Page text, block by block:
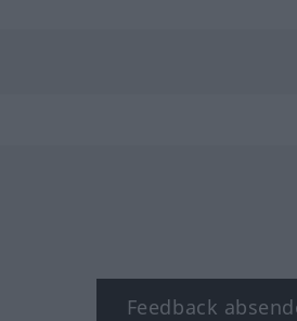
Feedback